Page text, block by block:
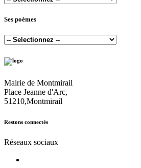
Ses poèmes
Mairie de Montmirail
Place Jeanne d'Arc,
51210,Montmirail
Restons connectés
Réseaux sociaux